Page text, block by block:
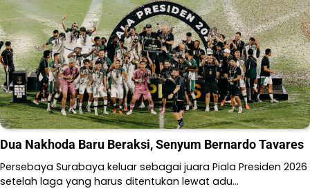
Dua Nakhoda Baru Beraksi, Senyum Bernardo Tavares
Persebaya Surabaya keluar sebagai juara Piala Presiden 2026
setelah laga yang harus ditentukan lewat adu…